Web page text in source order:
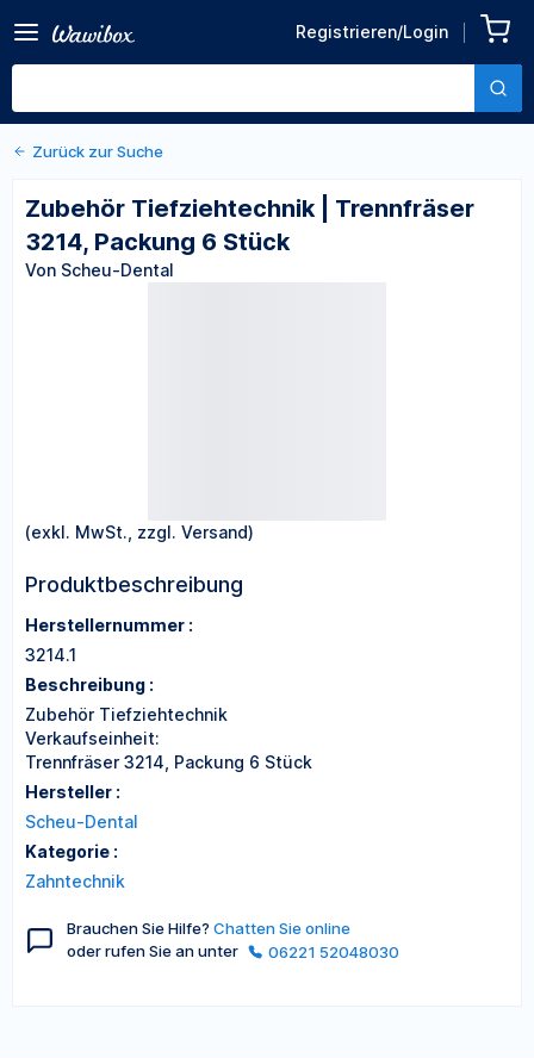
Registrieren/Login
Trennfräser 3214, Packung
6 Stück
Von Scheu-Dental
Zurück zu den Produktdetails
Zurück zur Suche
Zubehör Tiefziehtechnik | Trennfräser
3214, Packung 6 Stück
Von Scheu-Dental
(exkl. MwSt., zzgl. Versand)
Produktbeschreibung
Herstellernummer :
3214.1
Beschreibung :
Zubehör Tiefziehtechnik
Verkaufseinheit:
Trennfräser 3214, Packung 6 Stück
Hersteller :
Scheu-Dental
Kategorie :
Zahntechnik
Brauchen Sie Hilfe? Chatten Sie online
oder rufen Sie an unter
06221 52048030